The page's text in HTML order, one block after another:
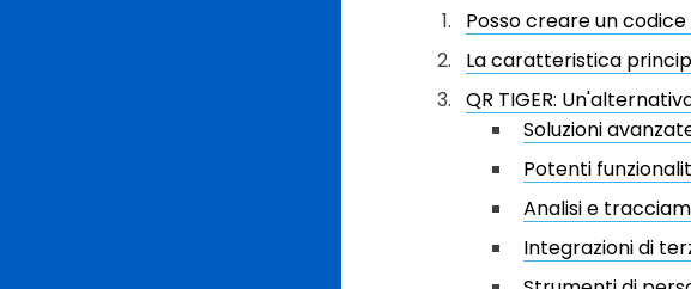
Posso creare un codice
La caratteristica
QR TIGER:
Soluzioni
Potenti
Analisi e
Integrazioni di